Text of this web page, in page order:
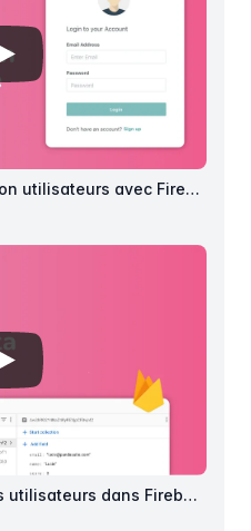
View details for
Ajouter une authentification utilisateurs avec Firebase
View details for Sauvegarder
Sauvegarder des données utilisateurs dans Firebase